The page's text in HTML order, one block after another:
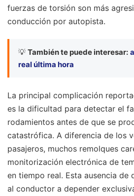
fuerzas de torsión son más
conducción por autopista.
💡 También te puede interesar:
real última hora
La principal complicación
es la dificultad para detectar el
rodamientos antes de que se
catastrófica. A diferencia de los
pasajeros, muchos remolques
monitorización electrónica de
en tiempo real. Esta ausencia de
al conductor a depender